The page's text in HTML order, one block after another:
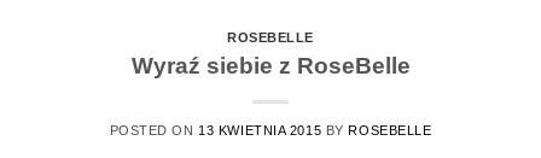
ROSEBELLE
Wyraź siebie z RoseBelle
POSTED ON 13 KWIETNIA 2015 BYROSEBELLE